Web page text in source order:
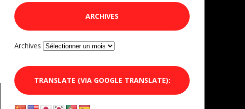
ARCHIVES
Archives
TRANSLATE (VIA GOOGLE TRANSLATE):